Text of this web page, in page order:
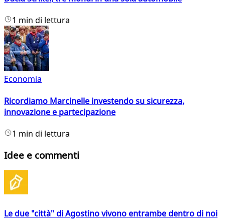
1 min di lettura
Economia
Ricordiamo Marcinelle investendo su sicurezza,
innovazione e partecipazione
1 min di lettura
Idee e commenti
Le due "città" di Agostino vivono entrambe dentro di noi